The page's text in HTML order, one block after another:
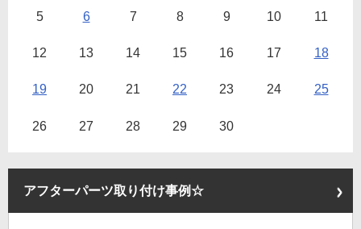
5 6 7 8 9 10 11
12 13 14 15 16 17 18
19 20 21 22 23 24 25
26 27 28 29 30
アフターパーツ取り付け事例☆